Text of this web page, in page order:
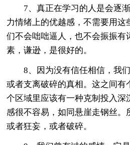
7、真正在学习的人是会逐
力情绪上的优越感，不需要用这
们不会咄咄逼人，也不会振振有
素，谦逊，是很好的。
8、因为没有信任相信，我
或者支离破碎的真相。这之间有
个区域里应该有一种克制投入深
感很不容易，如同悬崖走钢丝。
或者狂妄，或者破碎。